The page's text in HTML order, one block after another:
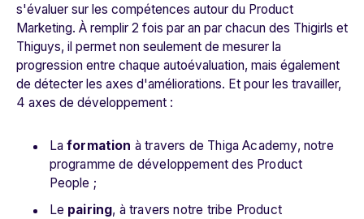
s'évaluer sur les compétences autour du Product
Marketing. À remplir 2 fois par an par chacun des Thigirls et
Thiguys, il permet non seulement de mesurer la
progression entre chaque autoévaluation, mais également
de détecter les axes d'améliorations. Et pour les travailler,
4 axes de développement :
Laformation à travers de Thiga Academy, notre
programme de développement des Product
People ;
Le pairing, à travers notre tribe Product